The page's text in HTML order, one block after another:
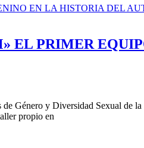
EL PRIMER
Género y Diversidad Sexual de
propio en